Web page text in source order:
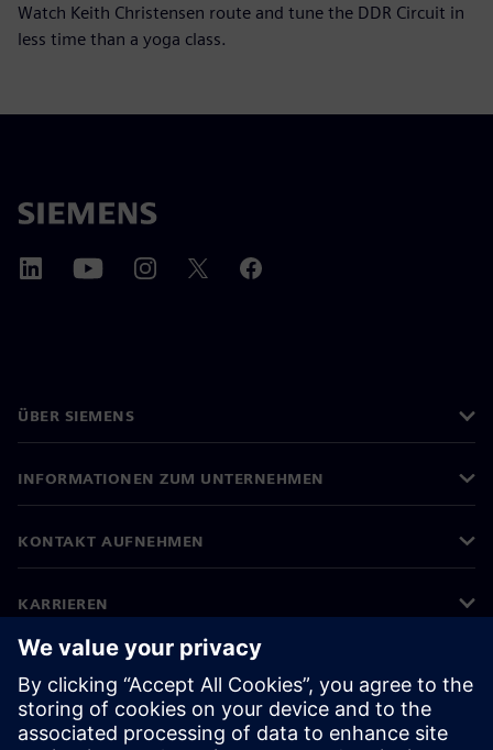
Watch Keith Christensen route and tune the DDR Circuit in
less time than a yoga class.
ÜBER SIEMENS
INFORMATIONEN ZUM UNTERNEHMEN
KONTAKT AUFNEHMEN
KARRIEREN
©Siemens 2026
Impressum